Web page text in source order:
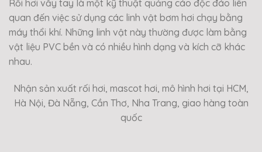
Rối hơi vẫy tay là một kỹ thuật quảng cáo độc đáo liên
quan đến việc sử dụng các linh vật bơm hơi chạy bằng
máy thổi khí. Những linh vật này thường được làm bằng
vật liệu PVC bền và có nhiều hình dạng và kích cỡ khác
nhau.
Nhận sản xuất rối hơi, mascot hơi, mô hình hơi tại HCM,
Hà Nội, Đà Nẵng, Cần Thơ, Nha Trang, giao hàng toàn
quốc